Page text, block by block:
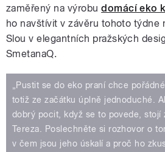
zaměřený na výrobudomácí eko
ho navštívit v závěru tohoto týdne
Slou v elegantních pražských
SmetanaQ.
„Pustit se do eko praní chce
totiž ze začátku úplně jednoduché.
dobrý pocit, když se to povede, stojí
Tereza. Poslechněte si rozhovor o
v čem jsou jeho úskalí a proč ho